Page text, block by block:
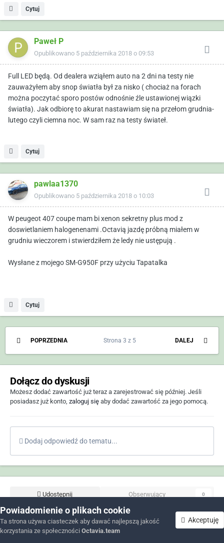
Cytuj
Paweł P
Opublikowano 5 października 2018 o 09:53
Full LED będą. Od dealera wziąłem auto na 2 dni na testy nie
zauważyłem aby snop światła był za nisko ( chociaż na forach
można poczytać sporo postów odnośnie źle ustawionej wiązki
światła). Jak odbiorę to akurat nastawiam się na przełom grudnia-
lutego czyli ciemna noc. W sam raz na testy świateł.
Cytuj
pawlaa1370
Opublikowano 5 października 2018 o 10:03
W peugeot 407 coupe mam bi xenon sekretny plus mod z
doswietlaniem halogenenami .Octavią jazdę próbną miałem w
grudniu wieczorem i stwierdziłem że ledy nie ustępują .
Wysłane z mojego SM-G950F przy użyciu Tapatalka
Cytuj
POPRZEDNIA DALEJ
Strona 3 z 5
Dołącz do dyskusji
Możesz dodać zawartość już teraz a zarejestrować się później. Jeśli
posiadasz już konto, zaloguj się aby dodać zawartość za jego pomocą.
Dodaj odpowiedź do tematu...
Udostępnij Obserwujący 0
Tematy
Powiadomienie o plikach cookie
Ta strona używa ciasteczek aby dawać najlepszą jakość
korzystania ze społeczności Octavia.team
Akceptuję
Forum Nieprzeczytane Zaloguj się